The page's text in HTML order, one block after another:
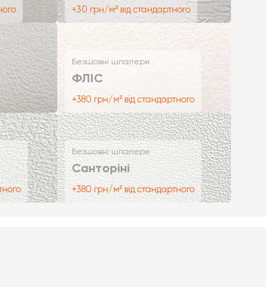
+30 грн/м² від стандартного
Безшовні шпалери
ФЛІС
+380 грн/м² від стандартного
Безшовні шпалери
Санторіні
+380 грн/м² від стандартного